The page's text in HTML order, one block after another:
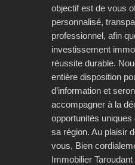
objectif est de vous
personnalisé,
professionnel, afin
investissement
réussite durable.
entière disposition
d’information et
accompagner à la
opportunités uniques
sa région. Au plaisir
vous, Bien
Immobilier Taroudant